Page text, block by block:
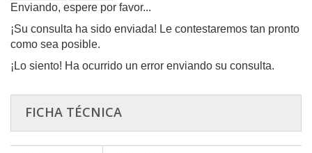
Enviando, espere por favor...
¡Su consulta ha sido enviada! Le contestaremos tan pronto
como sea posible.
¡Lo siento! Ha ocurrido un error enviando su consulta.
FICHA TÉCNICA